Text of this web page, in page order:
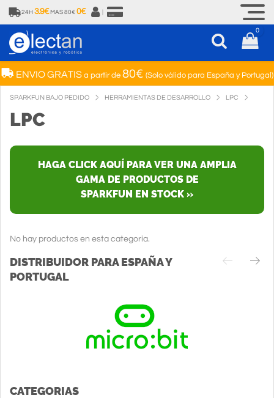
24H 3.9€ MAS 80€ 0€
0
ENVIO GRATISa partir de 80€ (Solo válido para España y Portugal)
SPARKFUN BAJO PEDIDO HERRAMIENTAS DE DESARROLLO LPC
LPC
HAGA CLICK AQUÍ PARA VER UNA AMPLIA
GAMA DE PRODUCTOS DE
SPARKFUN EN STOCK »
No hay productos en esta categoria.
DISTRIBUIDOR PARA ESPAÑA Y
PORTUGAL
CATEGORIAS